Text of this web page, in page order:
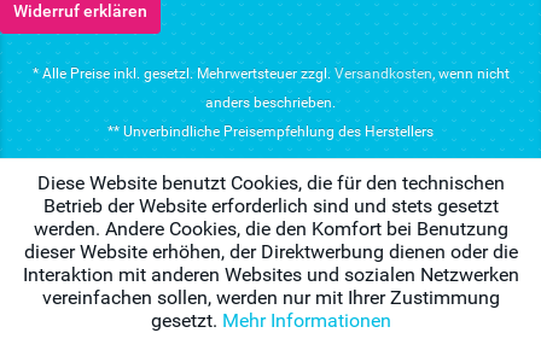
Widerruf erklären
* Alle Preise inkl. gesetzl. Mehrwertsteuer zzgl. Versandkosten, wenn nicht
anders beschrieben.
** Unverbindliche Preisempfehlung des Herstellers
Diese Website benutzt Cookies, die für den technischen
Betrieb der Website erforderlich sind und stets gesetzt
werden. Andere Cookies, die den Komfort bei Benutzung
dieser Website erhöhen, der Direktwerbung dienen oder die
Interaktion mit anderen Websites und sozialen Netzwerken
vereinfachen sollen, werden nur mit Ihrer Zustimmung
gesetzt. Mehr Informationen